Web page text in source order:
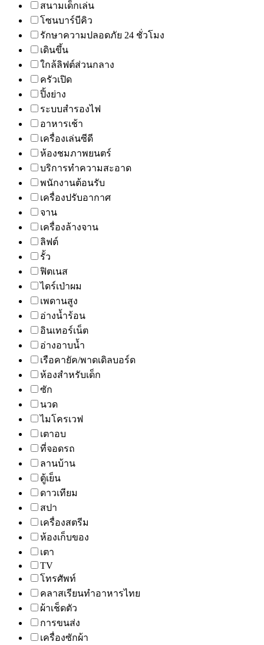
สนามเด็กเล่น
โซนบาร์บีคิว
รักษาความปลอดภัย 24 ชั่วโมง
เดินขึ้น
ใกล้ลิฟต์ส่วนกลาง
ครัวเปิด
ปิ้งย่าง
ระบบสำรองไฟ
อาหารเช้า
เครื่องเล่นซีดี
ห้องชมภาพยนตร์
บริการทำความสะอาด
พนักงานต้อนรับ
เครื่องปรับอากาศ
จาน
เครื่องล้างจาน
ลิฟต์
รั้ว
ฟิตเนส
ไดร์เป่าผม
เพดานสูง
อ่างน้ำร้อน
อินเทอร์เน็ต
อ่างอาบน้ำ
เรือคายัค/พาดเดิลบอร์ด
ห้องสำหรับเด็ก
ซัก
นวด
ไมโครเวฟ
เตาอบ
ที่จอดรถ
ลานบ้าน
ตู้เย็น
ดาวเทียม
สปา
เครื่องสตรีม
ห้องเก็บของ
เตา
TV
โทรศัพท์
คลาสเรียนทำอาหารไทย
ผ้าเช็ดตัว
การขนส่ง
เครื่องซักผ้า